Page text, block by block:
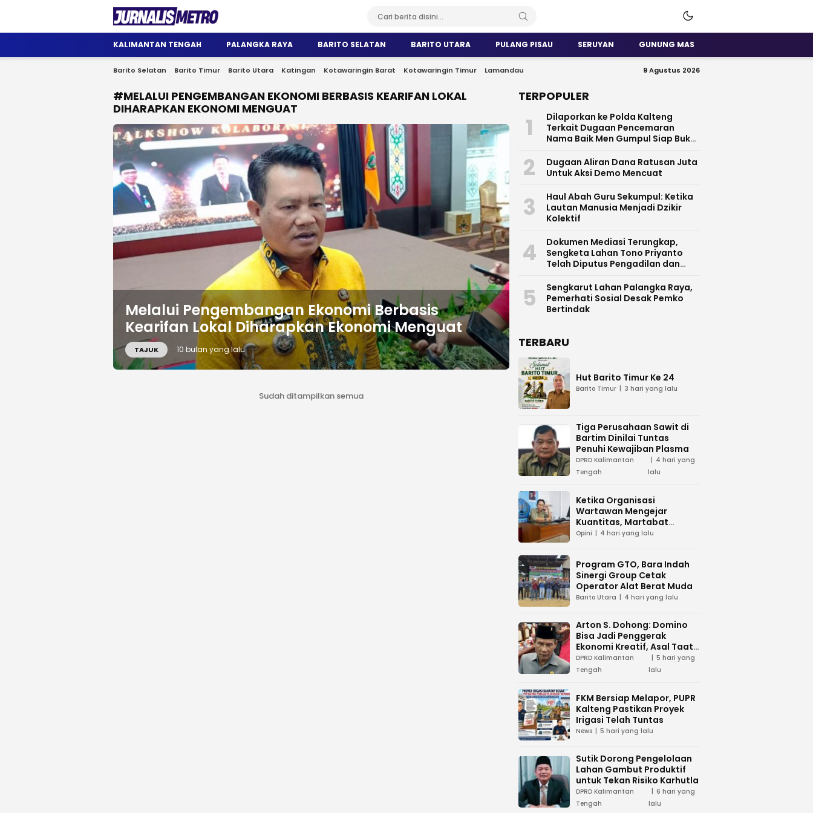
Jurnalis Metro
Satu Wadah Informasi
KALIMANTAN TENGAH PALANGKA RAYA BARITO SELATAN BARITO UTARA PULANG PISAU SERUYAN GUNUNG MAS
Barito Selatan Barito Timur Barito Utara Katingan Kotawaringin Barat Kotawaringin Timur Lamandau 9 Agustus 2026
#MELALUI PENGEMBANGAN EKONOMI BERBASIS KEARIFAN LOKAL
DIHARAPKAN EKONOMI MENGUAT
Melalui Pengembangan Ekonomi Berbasis
Kearifan Lokal Diharapkan Ekonomi Menguat
TAJUK 10 bulan yang lalu
Sudah ditampilkan semua
TERPOPULER
1
Dilaporkan ke Polda Kalteng
Terkait Dugaan Pencemaran
Nama Baik Men Gumpul Siap Buka
2
Dugaan Aliran Dana Ratusan Juta
Untuk Aksi Demo Mencuat
3
Haul Abah Guru Sekumpul: Ketika
Lautan Manusia Menjadi Dzikir
Kolektif
4
​Dokumen Mediasi Terungkap,
Sengketa Lahan Tono Priyanto
Telah Diputus Pengadilan dan
5
Sengkarut Lahan Palangka Raya,
Pemerhati Sosial Desak Pemko
Bertindak
TERBARU
Hut Barito Timur Ke 24
Barito Timur 3 hari yang lalu
Tiga Perusahaan Sawit di
Bartim Dinilai Tuntas
Penuhi Kewajiban Plasma
DPRD Kalimantan
Tengah
4 hari yang
lalu
Ketika Organisasi
Wartawan Mengejar
Kuantitas, Martabat
Profesi Menjadi Taruhan
Opini 4 hari yang lalu
Program GTO, Bara Indah
Sinergi Group Cetak
Operator Alat Berat Muda
Barito Utara 4 hari yang lalu
Arton S. Dohong: Domino
Bisa Jadi Penggerak
Ekonomi Kreatif, Asal Taat
Aturan
DPRD Kalimantan
Tengah
5 hari yang
lalu
FKM Bersiap Melapor, PUPR
Kalteng Pastikan Proyek
Irigasi Telah Tuntas
News 5 hari yang lalu
Sutik Dorong Pengelolaan
Lahan Gambut Produktif
untuk Tekan Risiko Karhutla
DPRD Kalimantan
Tengah
6 hari yang
lalu